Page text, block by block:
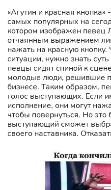
«Агутин и красная кнопка»
самых популярных на
котором изображен певец
отчаянным выражением
нажать на красную
ситуации, нужно знать
певцы сидят спиной к
молодые люди, решившие
бизнесе. Таким образом,
голос выступающих. Если
исполнение, они могут
чтобы повернуться. Но это
выступающий сможет
своего наставника.